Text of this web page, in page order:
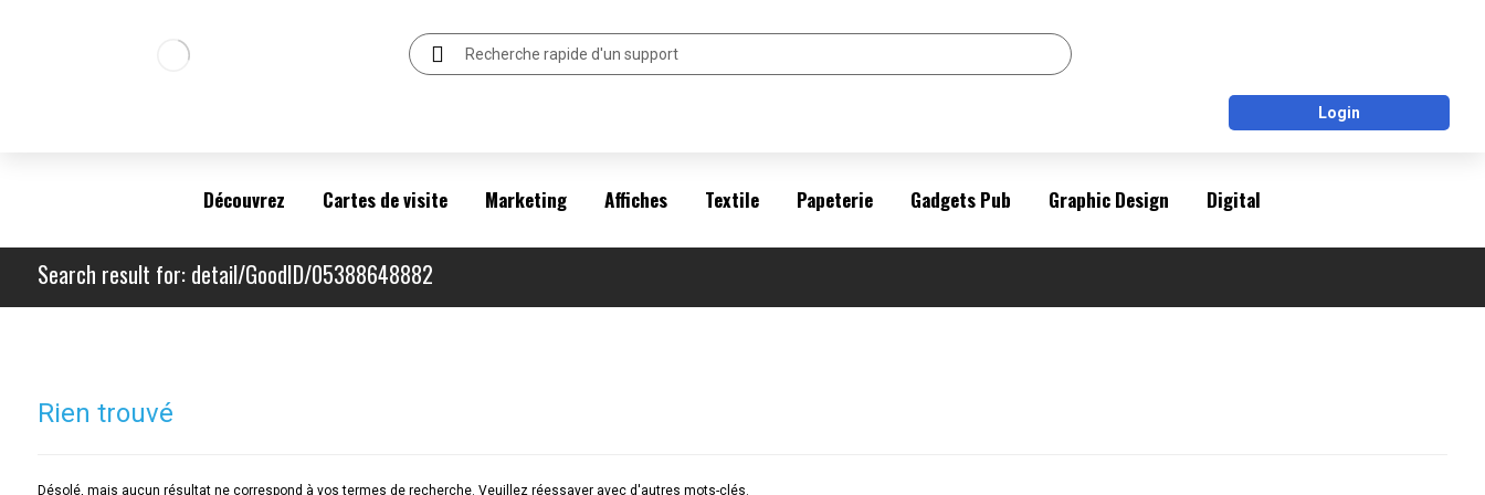
Login
Découvrez Cartes de visite Marketing Affiches Textile Papeterie Gadgets Pub Graphic Design Digital
Search result for: detail/GoodID/05388648882
Rien trouvé
Désolé, mais aucun résultat ne correspond à vos termes de recherche. Veuillez réessayer avec d'autres mots-clés.